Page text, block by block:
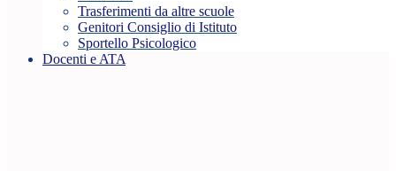
Trasferimenti da altre scuole
Genitori Consiglio di Istituto
Sportello Psicologico
Docenti e ATA